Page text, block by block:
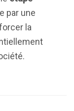
par une
la